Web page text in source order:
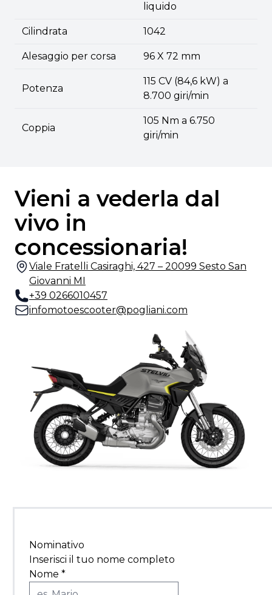
liquido
Cilindrata 1042
Alesaggio per corsa 96 X 72 mm
Potenza
115 CV (84,6 kW) a
8.700 giri/min
Coppia
105 Nm a 6.750
giri/min
Vieni a vederla dal
vivo in
concessionaria!
Viale Fratelli Casiraghi, 427 – 20099 Sesto San
Giovanni MI
+39 0266010457
infomotoescooter@pogliani.com
Nominativo
Inserisci il tuo nome completo
Nome *